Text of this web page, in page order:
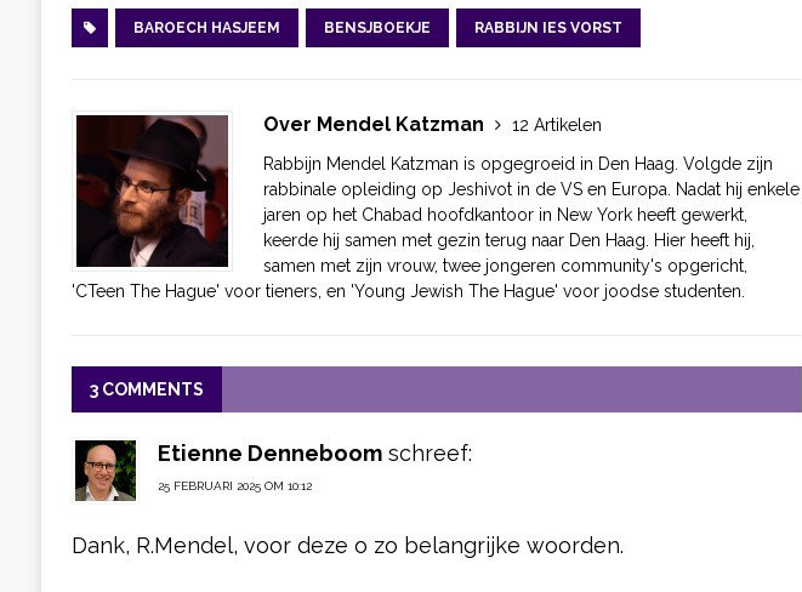
BAROECH HASJEEM BENSJBOEKJE RABBIJN IES VORST
Over Mendel Katzman
12 Artikelen
Rabbijn Mendel Katzman is opgegroeid in Den Haag. Volgde zijn
rabbinale opleiding op Jeshivot in de VS en Europa. Nadat hij enkele
jaren op het Chabad hoofdkantoor in New York heeft gewerkt,
keerde hij samen met gezin terug naar Den Haag. Hier heeft hij,
samen met zijn vrouw, twee jongeren community's opgericht,
'CTeen The Hague' voor tieners, en 'Young Jewish The Hague' voor joodse studenten.
3 COMMENTS
Etienne Denneboom schreef:
25 FEBRUARI 2025 OM 10:12
Dank, R.Mendel, voor deze o zo belangrijke woorden.